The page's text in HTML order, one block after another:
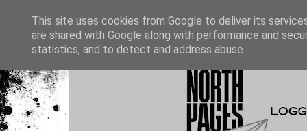
This site uses cookies from Google to deliver its
are shared with Google along with performance and
statistics, and to detect and address abuse.